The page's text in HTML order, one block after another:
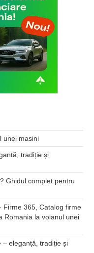
unei masini
tradiție și
Ghidul complet pentru
Firme 365, Catalog firme
Romania la volanul unei
– eleganță, tradiție și